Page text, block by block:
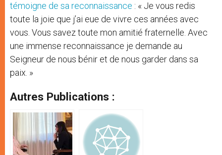
témoigne de sa reconnaissance : « Je vous redis
toute la joie que j’ai eue de vivre ces années avec
vous. Vous savez toute mon amitié fraternelle. Avec
une immense reconnaissance je demande au
Seigneur de nous bénir et de nous garder dans sa
paix. »
Autres Publications :